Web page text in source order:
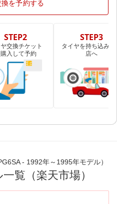
を予約する
STEP2
交換チケット
入して予約
STEP3
タイヤを持ち込み取
店へ
- 1992年～1995年モデル）
覧（楽天市場）